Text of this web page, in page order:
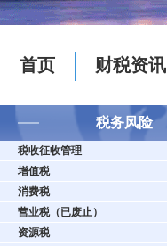
首页 财税资讯
税务风险
税收征收管理
增值税
消费税
营业税（已废止）
资源税